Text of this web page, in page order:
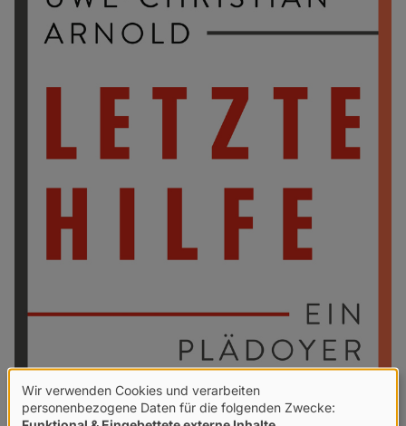
Verwendung
Wir verwenden Cookies und verarbeiten
personenbezogene Daten für die folgenden Zwecke: